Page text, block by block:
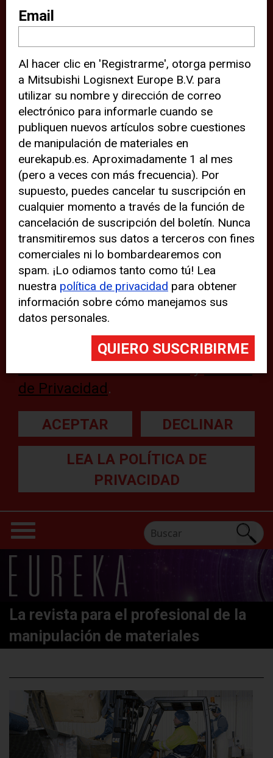
sitio web (por ejemplo, ofreciéndole
información de ubicación). Estas
terceras partes también definen
cookies en su dispositivo y pueden
rastrear su comportamiento en
internet. Al hacer clic en “Aceptar”,
significa que está de acuerdo con el
uso de cookies analíticas y de
terceros para tener una experiencia
óptima en nuestro sitio web. Si
elige “Declinar” el uso de cookies
analíticas y de terceros, evitará que
terceras partes rastreen su
comportamiento en nuestro sitio
web, aunque pueden aparecer
problemas técnicos con el sitio
web. Para obtener más
información, lea nuestra
de Privacidad .
ACEPTAR DECLINAR
LEA LA POLÍTICA DE
PRIVACIDAD
La revista para el profesional de la
manipulación de materiales
Email
Al hacer clic en 'Registrarme', otorga permiso
a Mitsubishi Logisnext Europe B.V. para
utilizar su nombre y dirección de correo
electrónico para informarle cuando se
publiquen nuevos artículos sobre cuestiones
de manipulación de materiales en
eurekapub.es. Aproximadamente 1 al mes
(pero a veces con más frecuencia). Por
supuesto, puedes cancelar tu suscripción en
cualquier momento a través de la función de
cancelación de suscripción del boletín. Nunca
transmitiremos sus datos a terceros con fines
comerciales ni lo bombardearemos con
spam. ¡Lo odiamos tanto como tú! Lea
nuestra política de privacidad para obtener
información sobre cómo manejamos sus
datos personales.